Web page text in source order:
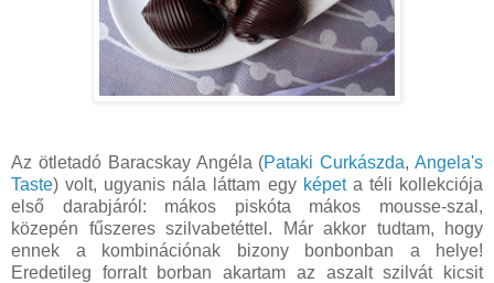
Az ötletadó Baracskay Angéla (Pataki Curkászda,Angela's
Taste) volt, ugyanis nála láttam egy képeta téli kollekciója
első darabjáról: mákos piskóta mákos mousse-szal,
közepén fűszeres szilvabetéttel. Már akkor tudtam, hogy
ennek a kombinációnak bizony bonbonban a helye!
Eredetileg forralt borban akartam az aszalt szilvát kicsit